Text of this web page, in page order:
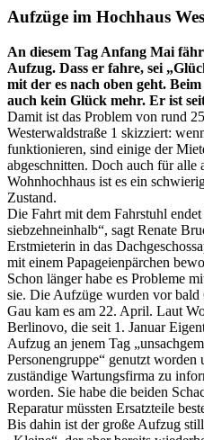
Aufzüge im Hochhaus
An diesem Tag Anfang Mai
Aufzug. Dass er fahre, sei
mit der es nach oben geht.
auch kein Glück mehr. Er ist
Damit ist das Problem von rund
Westerwaldstraße 1 skizziert:
funktionieren, sind einige der
abgeschnitten. Doch auch für alle
Wohnhochhaus ist es ein
Zustand.
Die Fahrt mit dem Fahrstuhl
siebzehneinhalb“, sagt Renate
Erstmieterin in das
mit einem Papageienpärchen
Schon länger habe es Probleme
sie. Die Aufzüge wurden vor bald
Gau kam es am 22. April. Laut
Berlinovo, die seit 1. Januar
Aufzug an jenem Tag
Personengruppe“ genutzt worden
zuständige Wartungsfirma zu
worden. Sie habe die beiden
Reparatur müssten Ersatzteile
Bis dahin ist der große Aufzug